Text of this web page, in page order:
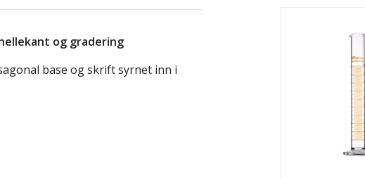
og gradering
base og skrift syrnet inn i